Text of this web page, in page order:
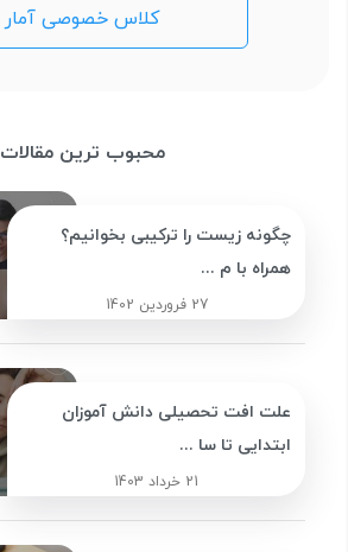
کلاس خصوصی آمار
محبوب ترین مقالات
چگونه زیست را ترکیبی بخوانیم؟
همراه با م ...
27 فروردین 1402
علت افت تحصیلی دانش آموزان
ابتدایی تا سا ...
21 خرداد 1403